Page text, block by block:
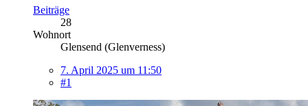
Beiträge
28
Wohnort
Glensend (Glenverness)
7. April 2025 um 11:50
#1